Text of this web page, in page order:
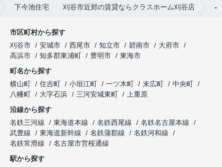
下今池住宅 刈谷市近郊の賃貸ならクラスホーム刈谷店 -
市区町村から探す
刈谷市
安城市 西尾市 知立市 碧南市
大府市
高浜市
知多郡東浦町 豊明市
東海市
町名から探す
横山町
住吉町 小垣江町 一ツ木町 末広町
中央町
八幡町
大字石浜 三河安城東町
上重原
沿線から探す
名鉄三河線
東海道本線 名鉄西尾線
名鉄名古屋本線
武豊線
東海道新幹線 名鉄蒲郡線
名鉄河和線
名鉄常滑線
名古屋市営桜通線
駅から探す